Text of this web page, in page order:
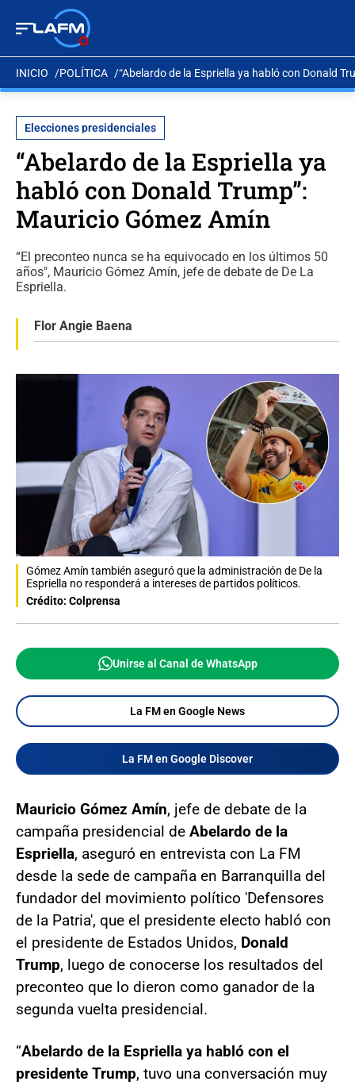
INICIO POLÍTICA “Abelardo de la Espriella ya habló con Donald
Elecciones presidenciales
“Abelardo de la Espriella ya
habló con Donald Trump”:
Mauricio Gómez Amín
“El preconteo nunca se ha equivocado en los últimos 50
años", Mauricio Gómez Amín, jefe de debate de De La
Espriella.
Flor Angie Baena
Gómez Amín también aseguró que la administración de De la
Espriella no responderá a intereses de partidos políticos.
Crédito: Colprensa
Unirse al Canal de WhatsApp
La FM en Google News
La FM en Google Discover
Mauricio Gómez Amín, jefe de debate de la
campaña presidencial de Abelardo de la
Espriella, aseguró en entrevista con La FM
desde la sede de campaña en Barranquilla del
fundador del movimiento político 'Defensores
de la Patria', que el presidente electo habló con
el presidente de Estados Unidos, Donald
Trump, luego de conocerse los resultados del
preconteo que lo dieron como ganador de la
segunda vuelta presidencial.
“Abelardo de la Espriella ya habló con el
presidente Trump, tuvo una conversación muy